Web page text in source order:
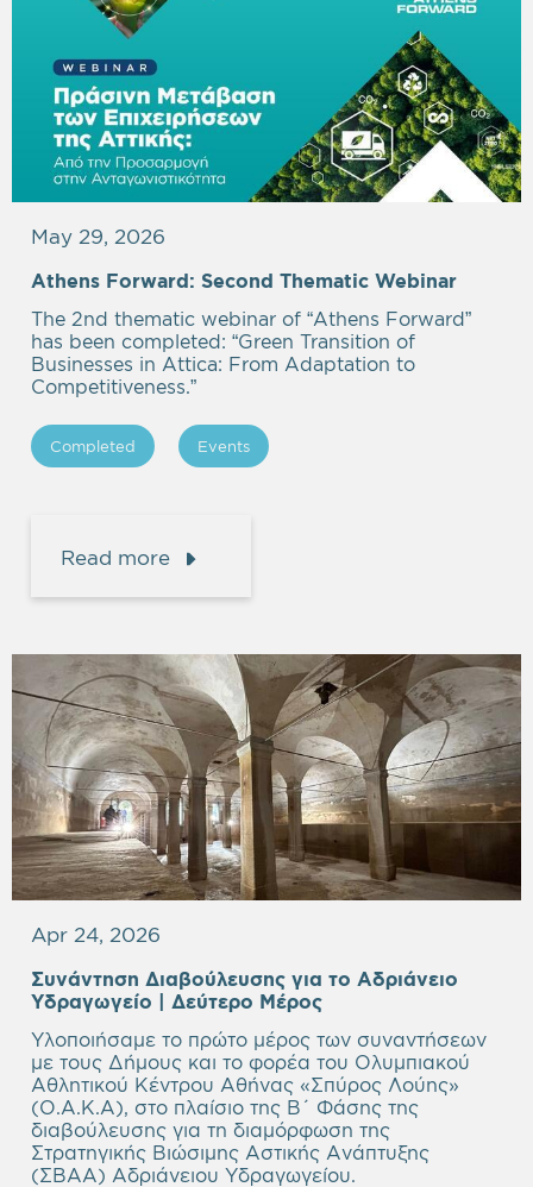
May 29, 2026
Athens Forward: Second Thematic Webinar
The 2nd thematic webinar of “Athens Forward”
has been completed: “Green Transition of
Businesses in Attica: From Adaptation to
Competitiveness.”
Completed Events
Read more
Apr 24, 2026
Συνάντηση Διαβούλευσης για το Αδριάνειο
Υδραγωγείο | Δεύτερο Μέρος
Υλοποιήσαμε το πρώτο μέρος των συναντήσεων
με τους Δήμους και το φορέα του Ολυμπιακού
Αθλητικού Κέντρου Αθήνας «Σπύρος Λούης»
(Ο.Α.Κ.Α), στο πλαίσιο της Β΄ Φάσης της
διαβούλευσης για τη διαμόρφωση της
Στρατηγικής Βιώσιμης Αστικής Ανάπτυξης
(ΣΒΑΑ) Αδριάνειου Υδραγωγείου.